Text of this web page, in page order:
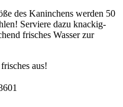
des Kaninchens werden 50
Serviere dazu knackig-
frisches Wasser zur
aus!